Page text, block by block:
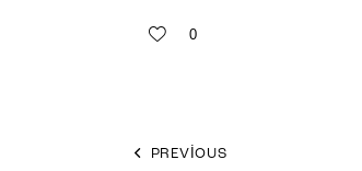
0
PREVIOUS